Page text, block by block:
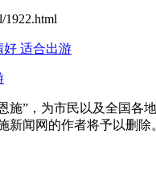
1922.html
好 适合出游
施”，为市民以及全国
新闻网的作者将予以删除